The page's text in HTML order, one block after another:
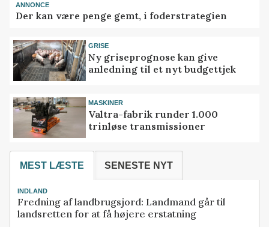
ANNONCE
Der kan være penge gemt, i foderstrategien
GRISE
Ny griseprognose kan give
anledning til et nyt budgettjek
MASKINER
Valtra-fabrik runder 1.000
trinløse transmissioner
MEST LÆSTE SENESTE NYT
INDLAND
Fredning af landbrugsjord: Landmand går til
landsretten for at få højere erstatning